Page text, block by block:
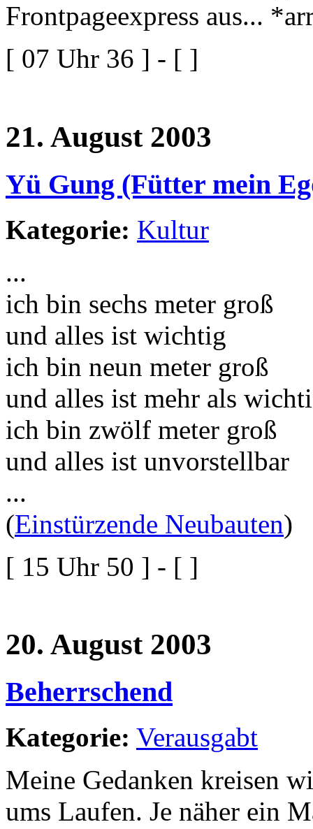
Frontpageexpress aus...
[ 07 Uhr 36 ] - [ ]
21. August 2003
Yü Gung (Fütter mein
Kategorie: Kultur
...
ich bin sechs meter groß
und alles ist wichtig
ich bin neun meter groß
und alles ist mehr als
ich bin zwölf meter groß
und alles ist unvorstellbar
...
(Einstürzende Neubauten)
[ 15 Uhr 50 ] - [ ]
20. August 2003
Beherrschend
Kategorie: Verausgabt
Meine Gedanken kreisen
ums Laufen. Je näher ein